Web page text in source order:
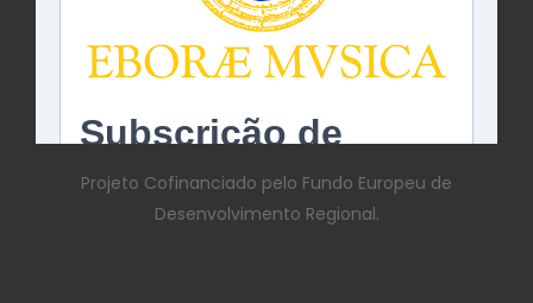
Projeto Cofinanciado pelo Fundo Europeu de
Desenvolvimento Regional.